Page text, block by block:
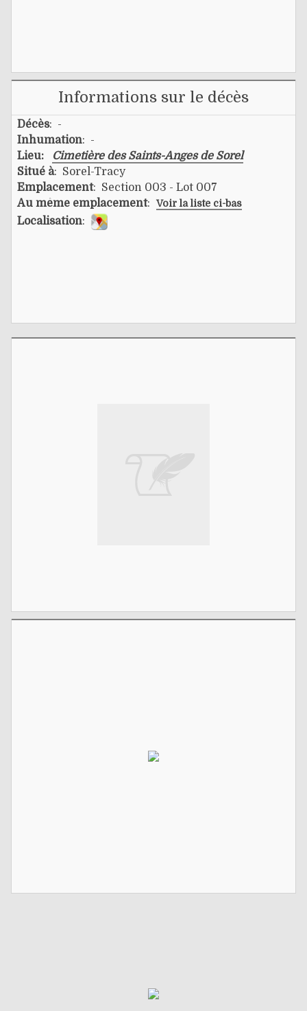
Informations sur le décès
Décès: -
Inhumation: -
Lieu:
Cimetière des Saints-Anges de Sorel
Situé à: Sorel-Tracy
Emplacement: Section 003 - Lot 007
Au même emplacement: Voir la liste ci-bas
Localisation: